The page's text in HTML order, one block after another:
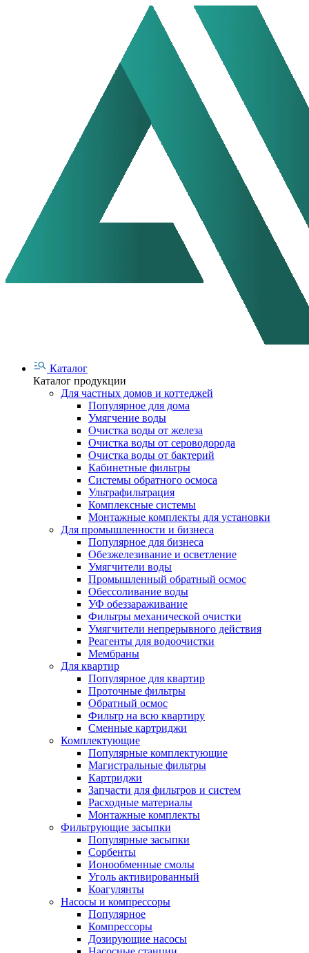
Каталог
Каталог продукции
Для частных домов и коттеджей
Популярное для дома
Умягчение воды
Очистка воды от железа
Очистка воды от сероводорода
Очистка воды от бактерий
Кабинетные фильтры
Системы обратного осмоса
Ультрафильтрация
Комплексные системы
Монтажные комплекты для установки
Для промышленности и бизнеса
Популярное для бизнеса
Обезжелезивание и осветление
Умягчители воды
Промышленный обратный осмос
Обессоливание воды
УФ обеззараживание
Фильтры механической очистки
Умягчители непрерывного действия
Реагенты для водоочистки
Мембраны
Для квартир
Популярное для квартир
Проточные фильтры
Обратный осмос
Фильтр на всю квартиру
Сменные картриджи
Комплектующие
Популярные комплектующие
Магистральные фильтры
Картриджи
Запчасти для фильтров и систем
Расходные материалы
Монтажные комплекты
Фильтрующие засыпки
Популярные засыпки
Сорбенты
Ионообменные смолы
Уголь активированный
Коагулянты
Насосы и компрессоры
Популярное
Компрессоры
Дозирующие насосы